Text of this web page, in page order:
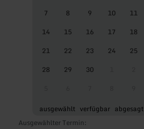
7
8 9 10 11
14
15 16 17 18
21
22 23 24 25
28
29 30
ausgewählt verfügbar abgesagt
Ausgewählter Termin: